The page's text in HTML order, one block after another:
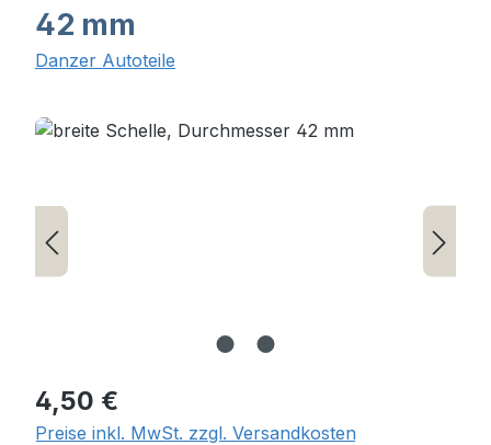
42 mm
Danzer Autoteile
Bildergalerie überspringen
Regulärer Preis:
4,50 €
Preise inkl. MwSt. zzgl. Versandkosten